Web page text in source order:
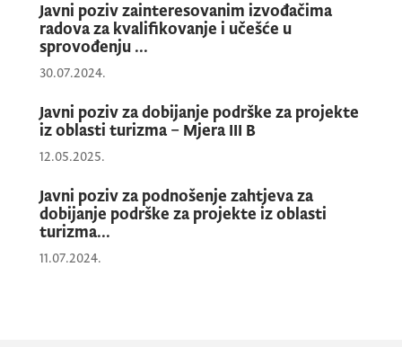
Javni poziv zainteresovanim izvođačima
radova za kvalifikovanje i učešće u
sprovođenju ...
30.07.2024.
Javni poziv za dobijanje podrške za projekte
iz oblasti turizma – Mjera III B
12.05.2025.
Javni poziv za podnošenje zahtjeva za
dobijanje podrške za projekte iz oblasti
turizma...
11.07.2024.